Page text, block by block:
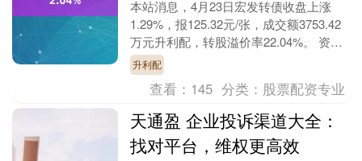
本站消息，4月23日宏发转债收盘上涨
1.29%，报125.32元/张，成交额3753.42
万元升利配，转股溢价率22.04%。 资料
显示，宏发转债信用级别为“A....
升利配
查看： 145 分类： 股票配资专业
天通盈 企业投诉渠道大全：
找对平台，维权更高效